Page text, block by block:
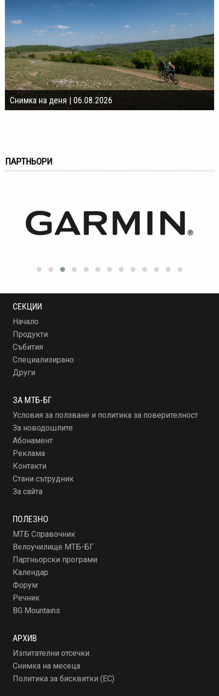
Снимка на деня | 06.08.2026
ПАРТНЬОРИ
СЕКЦИИ
Начало
Продукти
Събития
Специализирано
Други
ЗА МТБ-БГ
Условия за ползване и политика за поверителност
За новодошлите
Абонамент
Реклама
Контакти
Стани сътрудник
За сайта
ПОЛЕЗНО
МТБ Справочник
Велоучилище МТБ-БГ
Партньорски програми
Календар
Форум
Речник
BG Mountains
АРХИВ
Изпитателни отсечки
Снимка на месеца
Политика за бисквитки (ЕС)